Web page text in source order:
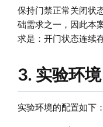
保持门禁正常关闭状
础需求之一，因此本
求是：开门状态连续
3. 实验环境
实验环境的配置如下：